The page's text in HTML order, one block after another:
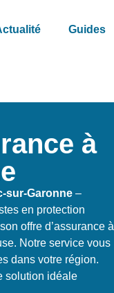
Guides
à
sur-Garonne –
en protection
offre d’assurance à
Notre service vous
dans votre région.
solution idéale